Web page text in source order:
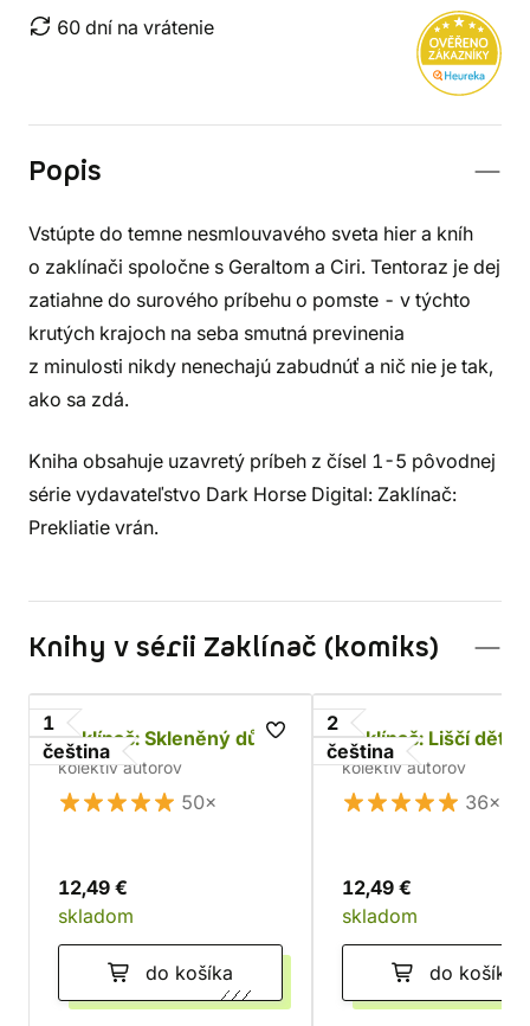
60 dní na vrátenie
Popis
Vstúpte do temne nesmlouvavého sveta hier a kníh
o zaklínači spoločne s Geraltom a Ciri. Tentoraz je dej
zatiahne do surového príbehu o pomste - v týchto
krutých krajoch na seba smutná previnenia
z minulosti nikdy nenechajú zabudnúť a nič nie je tak,
ako sa zdá.
Kniha obsahuje uzavretý príbeh z čísel 1-5 pôvodnej
série vydavateľstvo Dark Horse Digital: Zaklínač:
Prekliatie vrán.
Knihy v sérii Zaklínač (komiks)
1
čeština
Zaklínač: Skleněný dům
kolektív autorov
50×
12,49 €
skladom
do košíka
2
čeština
Zaklínač: Liščí děti
kolektív autorov
36×
12,49 €
skladom
do košíka